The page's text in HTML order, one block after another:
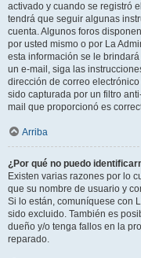
activado y cuando se registró
tendrá que seguir algunas
cuenta. Algunos foros
por usted mismo o por La
esta información se le
un e-mail, siga las
dirección de correo
sido capturada por un filtro
mail que proporcionó es
Arriba
¿Por qué no puedo
Existen varias razones por lo
que su nombre de usuario y
Si lo están, comuníquese con
sido excluido. También es
dueño y/o tenga fallos en la
reparado.